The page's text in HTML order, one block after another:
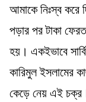
আমাকে নিঃস্ব করে
পড়ার পর টাকা
হয়। একইভাবে
কারিমুল ইসলামের
কেড়ে নেয় এই চক্র।